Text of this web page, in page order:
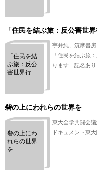
「住民を結ぶ旅：反公害世
「住民を結
ぶ旅：反公
害世界行
追って」
宇井純、筑摩書
「住民を結ぶ旅
ります 記名あ
砦の上にわれらの世界を
砦の上にわ
れらの世界
を
東大全学共闘会
ドキュメント東